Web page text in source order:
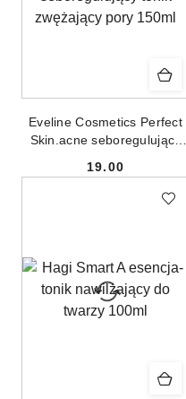
Eveline Cosmetics Perfect
Skin.acne seboregulujący
Cena:
19.00